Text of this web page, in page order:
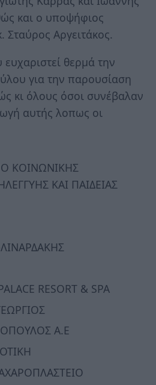
και ο υποψήφιος
Αργειτάκος.
θερμά την
για την παρουσίαση
κι όλους όσοι συνέβαλαν
αυτής λοπως οι
ΚΟΙΝΩΝΙΚΗΣ
ΚΑΙ ΠΑΙΔΕΙΑΣ
RESORT & SPA
Α.Ε